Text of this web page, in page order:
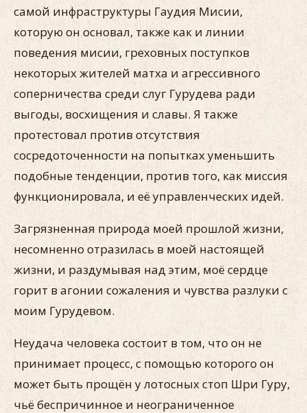
самой инфраструктуры Гаудия Мисии,
которую он основал, также как и линии
поведения мисии, греховных поступков
некоторых жителей матха и агрессивного
соперничества среди слуг Гурудева ради
выгоды, восхищения и славы. Я также
протестовал против отсутствия
сосредоточенности на попытках уменьшить
подобные тенденции, против того, как миссия
функционировала, и её управленческих идей.
Загрязненная природа моей прошлой жизни,
несомненно отразилась в моей настоящей
жизни, и раздумывая над этим, моё сердце
горит в агонии сожаления и чувства разлуки с
моим Гурудевом.
Неудача человека состоит в том, что он не
принимает процесс, с помощью которого он
может быть прощён у лотосных стоп Шри Гуру,
чьё беспричинное и неограниченное